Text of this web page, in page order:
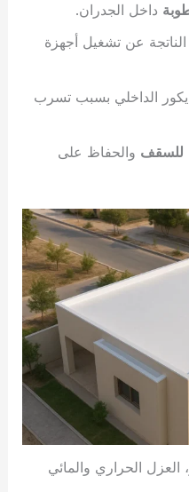
داخل الجدران.
الناتجة عن تشغيل أجهزة
الداخلي بسبب تسرب
للسقف والحفاظ على
العزل الحراري والمائي